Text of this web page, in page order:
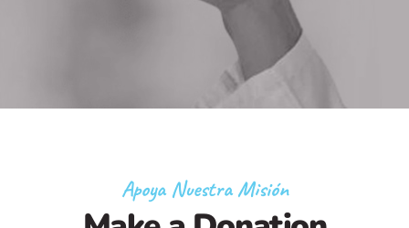
Apoya Nuestra Misión